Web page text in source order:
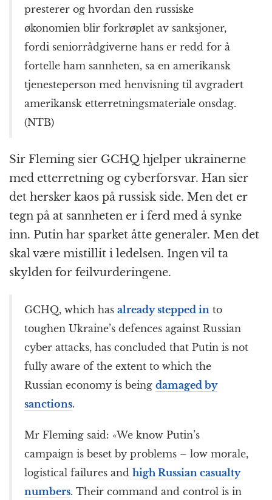
presterer og hvordan den russiske
økonomien blir forkrøplet av sanksjoner,
fordi seniorrådgiverne hans er redd for å
fortelle ham sannheten, sa en amerikansk
tjenesteperson med henvisning til avgradert
amerikansk etterretningsmateriale onsdag.
(NTB)
Sir Fleming sier GCHQ hjelper ukrainerne
med etterretning og cyberforsvar. Han sier
det hersker kaos på russisk side. Men det er
tegn på at sannheten er i ferd med å synke
inn. Putin har sparket åtte generaler. Men det
skal være mistillit i ledelsen. Ingen vil ta
skylden for feilvurderingene.
GCHQ, which has already stepped in to
toughen Ukraine’s defences against Russian
cyber attacks, has concluded that Putin is not
fully aware of the extent to which the
Russian economy is being damaged by
sanctions.
Mr Fleming said: «We know Putin’s
campaign is beset by problems – low morale,
logistical failures and high Russian casualty
numbers. Their command and control is in